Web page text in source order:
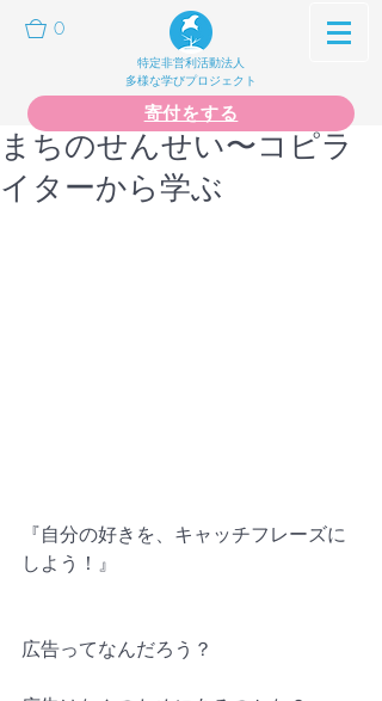
0
特定非営利活動法人
多様な学びプロジェクト
寄付をする
まちのせんせい〜コピラ
イターから学ぶ
『自分の好きを、キャッチフレーズに
しよう！』
広告ってなんだろう？